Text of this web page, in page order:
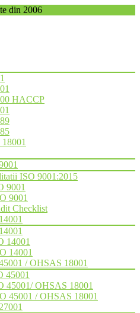
din 2006
HACCP
ISO 9001:2015
9001
9001
Checklist
14001
14001
/ OHSAS 18001
45001
45001/ OHSAS 18001
45001 / OHSAS 18001